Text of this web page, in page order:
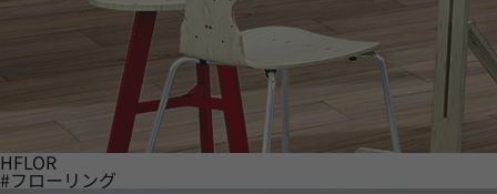
HFLOR
#フローリング